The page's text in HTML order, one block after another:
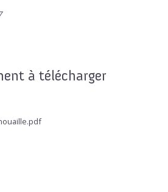
à télécharger